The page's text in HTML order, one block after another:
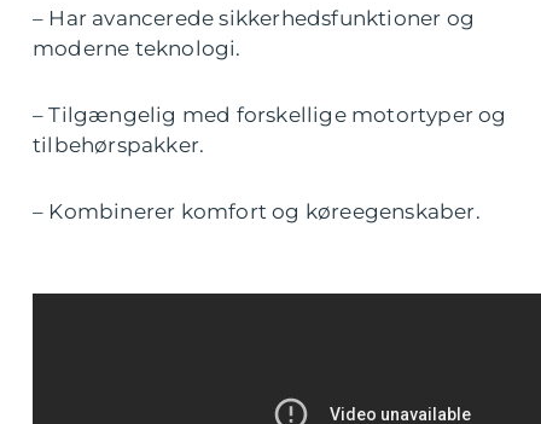
– Har avancerede sikkerhedsfunktioner og
moderne teknologi.
– Tilgængelig med forskellige motortyper og
tilbehørspakker.
– Kombinerer komfort og køreegenskaber.